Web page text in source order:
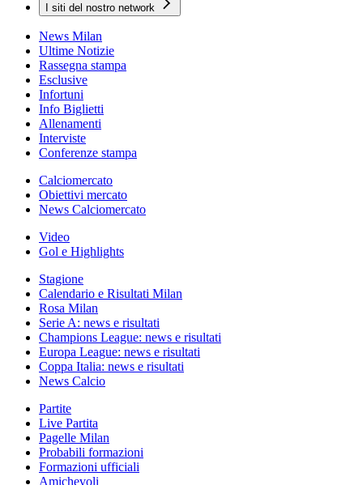
I siti del nostro network
News Milan
Ultime Notizie
Rassegna stampa
Esclusive
Infortuni
Info Biglietti
Allenamenti
Interviste
Conferenze stampa
Calciomercato
Obiettivi mercato
News Calciomercato
Video
Gol e Highlights
Stagione
Calendario e Risultati Milan
Rosa Milan
Serie A: news e risultati
Champions League: news e risultati
Europa League: news e risultati
Coppa Italia: news e risultati
News Calcio
Partite
Live Partita
Pagelle Milan
Probabili formazioni
Formazioni ufficiali
Amichevoli